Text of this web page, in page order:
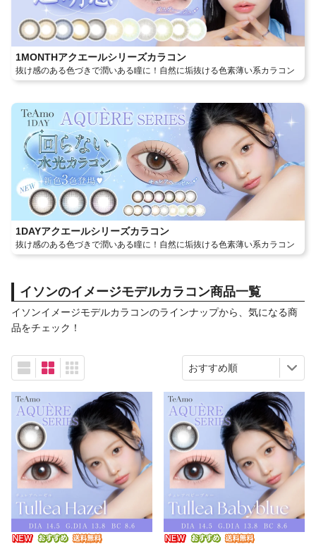
イソンのイメージモデルカラコン商品一覧
イソンイメージモデルカラコンのラインナップから、気になる商
品をチェック！
1MONTHアクエールシリーズカラコン
抜け感のある色づきで潤いある瞳に！自然に垢抜ける色素薄い系カラコン
1DAYアクエールシリーズカラコン
抜け感のある色づきで潤いある瞳に！自然に垢抜ける色素薄い系カラコン